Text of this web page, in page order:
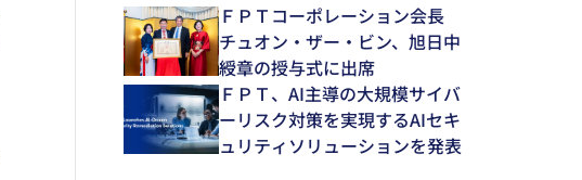
ＦＰＴコーポレーション会長
チュオン・ザー・ビン、旭日中
綬章の授与式に出席
ＦＰＴ、AI主導の大規模サイバ
ーリスク対策を実現するAIセキ
ュリティソリューションを発表